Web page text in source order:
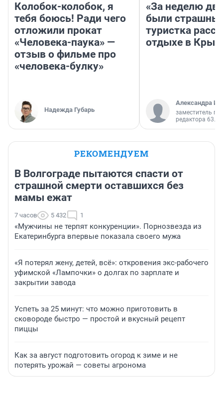
Колобок-колобок, я
тебя боюсь! Ради чего
отложили прокат
«Человека-паука» —
отзыв о фильме про
«человека-булку»
Надежда Губарь
«За неделю
были
туристка
отдыхе в
Александра
заместитель
редактора 63.RU
РЕКОМЕНДУЕМ
В Волгограде пытаются спасти от
страшной смерти оставшихся без
мамы ежат
7 часов 5 432 1
«Мужчины не терпят конкуренции». Порнозвезда из
Екатеринбурга впервые показала своего мужа
«Я потерял жену, детей, всё»: откровения экс-рабочего
уфимской «Лампочки» о долгах по зарплате и
закрытии завода
Успеть за 25 минут: что можно приготовить в
сковороде быстро — простой и вкусный рецепт
пиццы
Как за август подготовить огород к зиме и не
потерять урожай — советы агронома